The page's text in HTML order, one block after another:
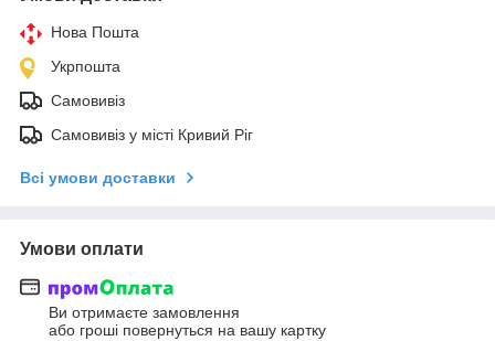
Нова Пошта
Укрпошта
Самовивіз
Самовивіз у місті Кривий Ріг
Всі умови доставки
Умови оплати
Ви отримаєте замовлення
або гроші повернуться на вашу картку